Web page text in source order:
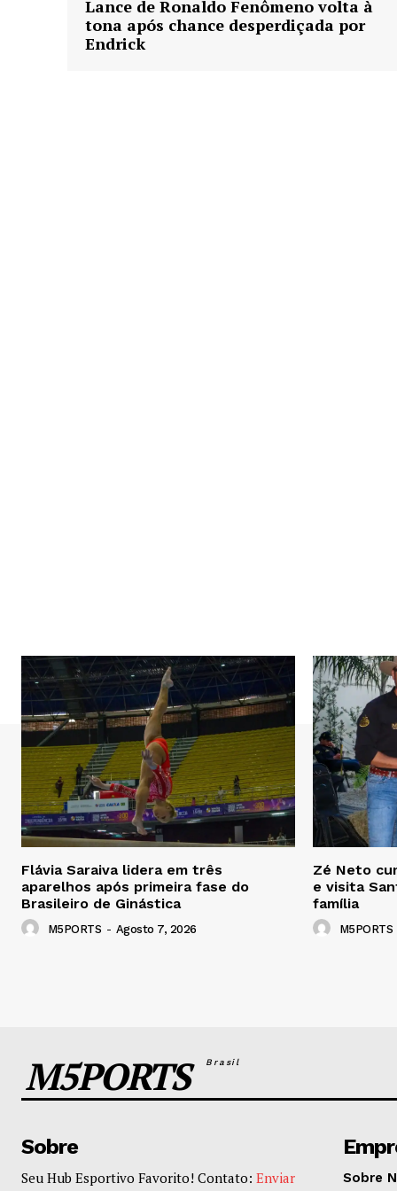
Lance de Ronaldo Fenômeno volta à
tona após chance desperdiçada por
Endrick
Flávia Saraiva lidera em três
aparelhos após primeira fase do
Brasileiro de Ginástica
M5PORTS - Agosto 7, 2026
Zé Neto
e visita
família
M5PORTS
M5PORTSBrasil
Sobre
Seu Hub Esportivo Favorito! Contato: Enviar
Sobre